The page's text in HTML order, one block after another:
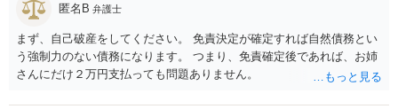
匿名B 弁護士
まず、自己破産をしてください。 免責決定が確定すれば自然債務とい
う強制力のない債務になります。 つまり、免責確定後であれば、お姉
さんにだけ２万円支払っても問題ありません。